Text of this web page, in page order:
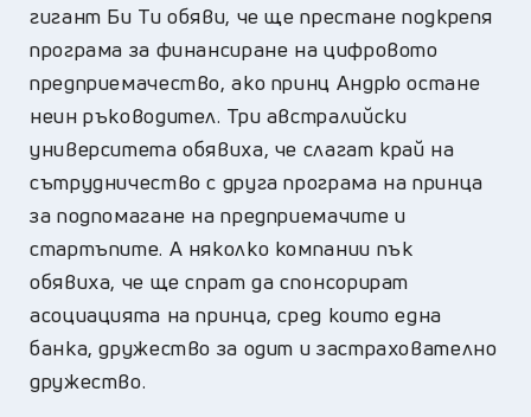
гигант Би Ти обяви, че ще престане подкрепя
програма за финансиране на цифровото
предприемачество, ако принц Андрю остане
неин ръководител. Три австралийски
университета обявиха, че слагат край на
сътрудничество с друга програма на принца
за подпомагане на предприемачите и
стартъпите. А няколко компании пък
обявиха, че ще спрат да спонсорират
асоциацията на принца, сред които една
банка, дружество за одит и застрахователно
дружество.